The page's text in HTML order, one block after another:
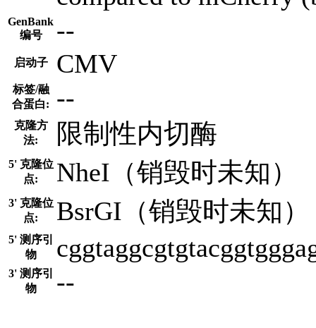
GenBank
编号
--
启动子 CMV
标签/融
合蛋白:
--
克隆方
法:
限制性内切酶
5' 克隆位
点:
NheI（销毁时未知）
3' 克隆位
点:
BsrGI（销毁时未知）
5' 测序引
物
3' 测序引
物
--